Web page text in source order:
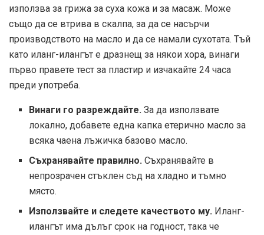
използва за грижа за суха кожа и за масаж. Може
също да се втрива в скалпа, за да се насърчи
производството на масло и да се намали сухотата. Тъй
като иланг-илангът е дразнещ за някои хора, винаги
първо правете тест за пластир и изчакайте 24 часа
преди употреба.
Винаги го разреждайте. За да използвате
локално, добавете една капка етерично масло за
всяка чаена лъжичка базово масло.
Съхранявайте правилно. Съхранявайте в
непрозрачен стъклен съд на хладно и тъмно
място.
Използвайте и следете качеството му. Иланг-
илангът има дълъг срок на годност, така че